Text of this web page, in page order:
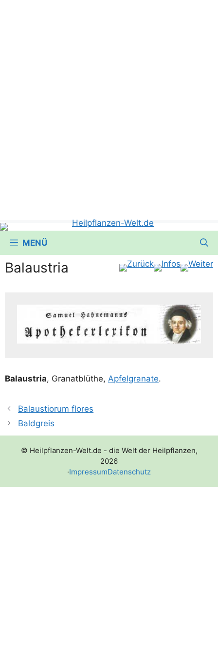
MENÜ
Balaustria
Bal­aus­tria, Gra­nat­blü­t­he, Apfel­gra­na­te.
Balaustiorum flores
Baldgreis
© Heilpflanzen-Welt.de - die Welt der Heilpflanzen,
2026
·ImpressumDatenschutz